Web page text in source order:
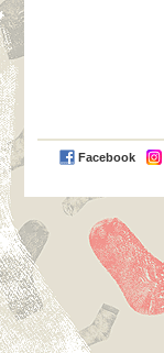
Facebook